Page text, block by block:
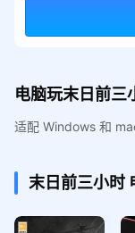
电脑玩末日前
适配 Windows 和
末日前三小时